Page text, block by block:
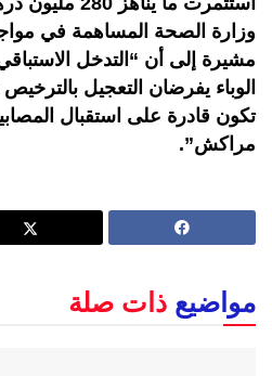
مشيرة إلى أن “التدخل
الوباء يفرضان التعجيل
تكون قادرة على استقبال
مراكش”.
مواضيع ذات صلة